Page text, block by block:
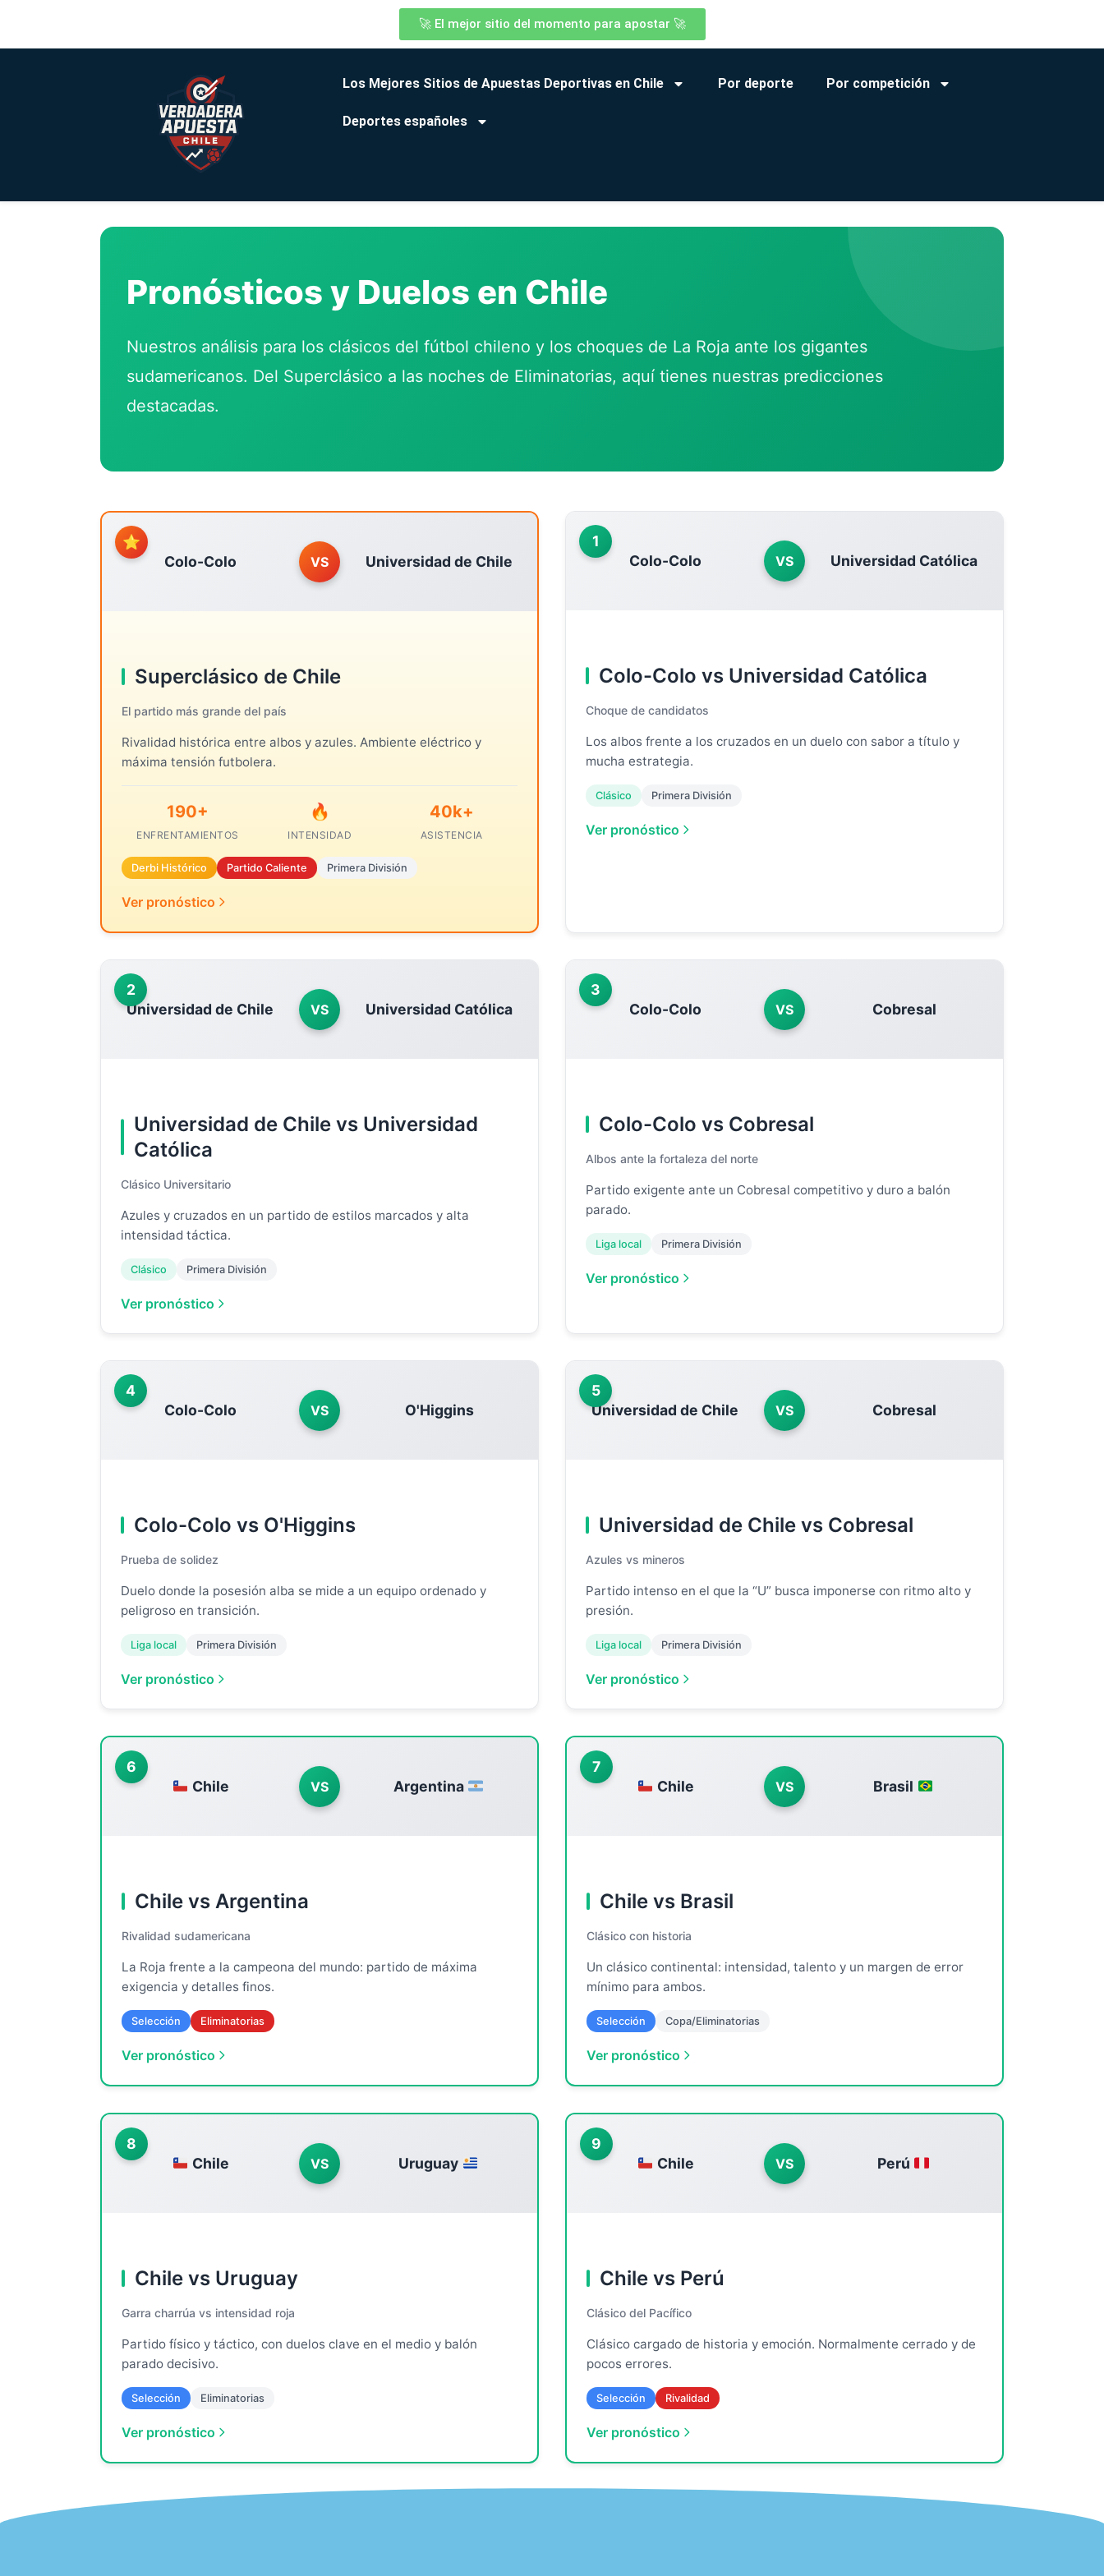
🚀 El mejor sitio del momento para apostar 🚀
Los Mejores Sitios de Apuestas Deportivas en Chile Por deporte Por competición
Deportes españoles
Pronósticos y Duelos en Chile
Nuestros análisis para los clásicos del fútbol chileno y los choques de La Roja ante los gigantes
sudamericanos. Del Superclásico a las noches de Eliminatorias, aquí tienes nuestras predicciones
destacadas.
⭐
Colo-Colo
VS Universidad de Chile
Superclásico de Chile
El partido más grande del país
Rivalidad histórica entre albos y azules. Ambiente eléctrico y
máxima tensión futbolera.
190+
ENFRENTAMIENTOS
🔥
INTENSIDAD
40k+
ASISTENCIA
Derbi Histórico Partido Caliente Primera División
Ver pronóstico
1
Colo-Colo
VS Universidad Católica
Colo-Colo vs Universidad Católica
Choque de candidatos
Los albos frente a los cruzados en un duelo con sabor a título y
mucha estrategia.
Clásico Primera División
Ver pronóstico
2
Universidad de Chile
VS Universidad Católica
Universidad de Chile vs Universidad
Católica
Clásico Universitario
Azules y cruzados en un partido de estilos marcados y alta
intensidad táctica.
Clásico Primera División
Ver pronóstico
3
Colo-Colo
VS Cobresal
Colo-Colo vs Cobresal
Albos ante la fortaleza del norte
Partido exigente ante un Cobresal competitivo y duro a balón
parado.
Liga local Primera División
Ver pronóstico
4
Colo-Colo
VS O'Higgins
Colo-Colo vs O'Higgins
Prueba de solidez
Duelo donde la posesión alba se mide a un equipo ordenado y
peligroso en transición.
Liga local Primera División
Ver pronóstico
5
Universidad de Chile
VS Cobresal
Universidad de Chile vs Cobresal
Azules vs mineros
Partido intenso en el que la “U” busca imponerse con ritmo alto y
presión.
Liga local Primera División
Ver pronóstico
6
Chile
VS Argentina
Chile vs Argentina
Rivalidad sudamericana
La Roja frente a la campeona del mundo: partido de máxima
exigencia y detalles finos.
Selección Eliminatorias
Ver pronóstico
7
Chile
VS Brasil
Chile vs Brasil
Clásico con historia
Un clásico continental: intensidad, talento y un margen de error
mínimo para ambos.
Selección Copa/Eliminatorias
Ver pronóstico
8
Chile
VS Uruguay
Chile vs Uruguay
Garra charrúa vs intensidad roja
Partido físico y táctico, con duelos clave en el medio y balón
parado decisivo.
Selección Eliminatorias
Ver pronóstico
9
Chile
VS Perú
Chile vs Perú
Clásico del Pacífico
Clásico cargado de historia y emoción. Normalmente cerrado y de
pocos errores.
Selección Rivalidad
Ver pronóstico